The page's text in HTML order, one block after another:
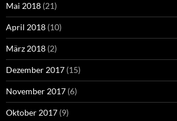
Mai 2018 (21)
April 2018 (10)
März 2018 (2)
Dezember 2017 (15)
November 2017 (6)
Oktober 2017 (9)